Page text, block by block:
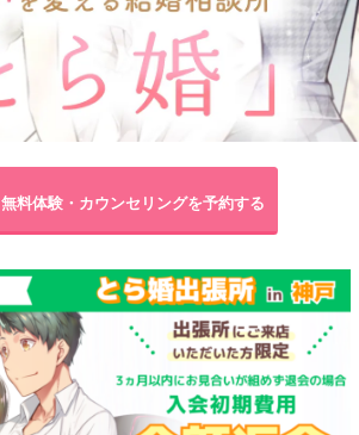
無料体験・カウンセリングを予約する